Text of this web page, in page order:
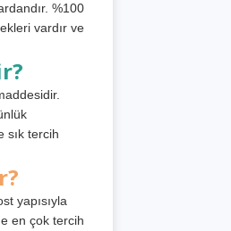
%100
vardır ve
sık tercih
yapısıyla
en çok tercih